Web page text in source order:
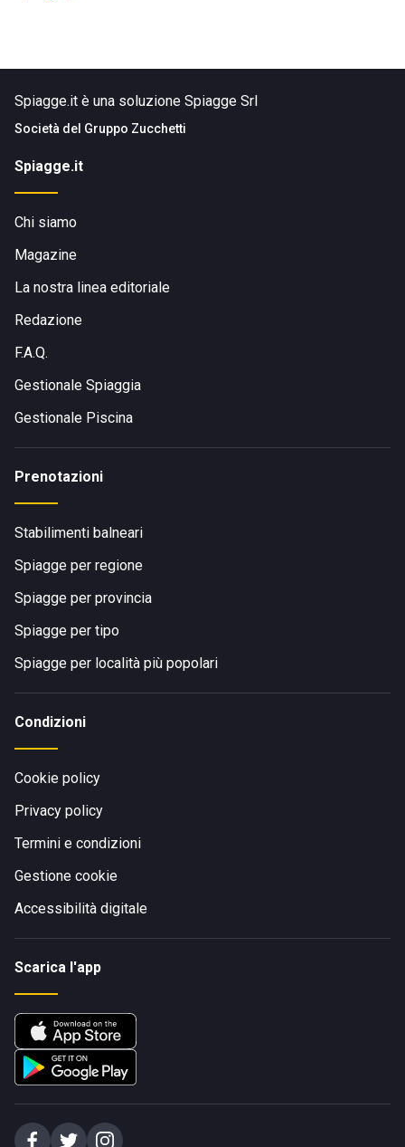
Spiagge.it è una soluzione Spiagge Srl
Società del Gruppo Zucchetti
Spiagge.it
Chi siamo
Magazine
La nostra linea editoriale
Redazione
F.A.Q.
Gestionale Spiaggia
Gestionale Piscina
Prenotazioni
Stabilimenti balneari
Spiagge per regione
Spiagge per provincia
Spiagge per tipo
Spiagge per località più popolari
Condizioni
Cookie policy
Privacy policy
Termini e condizioni
Gestione cookie
Accessibilità digitale
Scarica l'app